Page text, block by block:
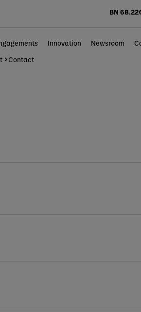
Innovation Newsroom
BN 68.22
Contact